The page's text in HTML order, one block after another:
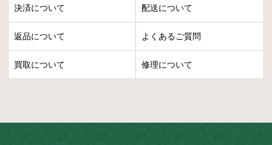
決済について 配送について
返品について よくあるご質問
買取について 修理について